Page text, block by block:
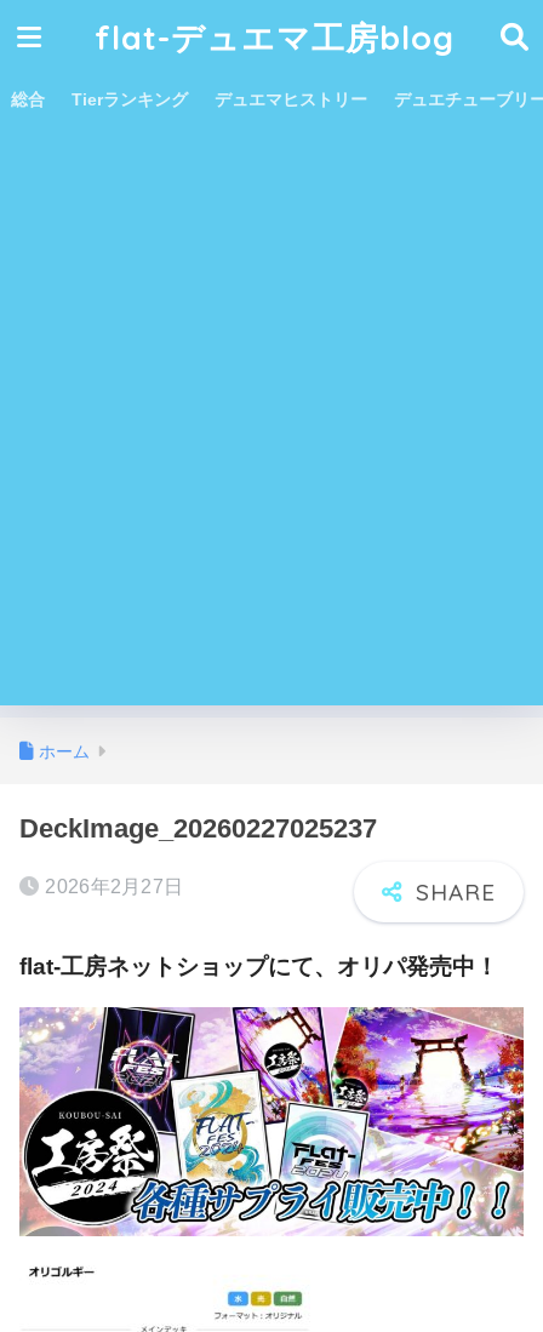
flat-デュエマ工房blog
総合 Tierランキング デュエマヒストリー デュエチューブリ
ホーム
DeckImage_20260227025237
2026年2月27日
flat-工房ネットショップにて、オリパ発売中！